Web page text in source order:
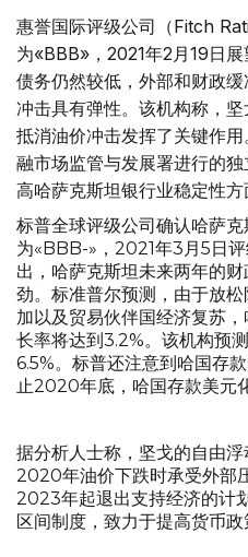
惠誉国际评级公司（Fitch
为«BBB»，2021年2月19日
债务仍然较低，外部和财政
冲击具有弹性。该机构称，
抵消油价冲击发挥了关键作
融市场监管与发展署进行的
高哈萨克斯坦银行业稳定性方
标普全球评级公司确认哈萨
为«BBB-»，2021年3月5日
出，哈萨克斯坦未来两年的
劲。标准普尔预测，由于放
加以及贸易伙伴国经济复苏
长率将达到3.2%。该机构预
6.5%。标普还注意到哈国存
止2020年底，哈国存款美元
据分析人士称，坚戈的自由
2020年油价下跌时承受外部
2023年起退出支持经济的计
区间制度，致力于提高货币政